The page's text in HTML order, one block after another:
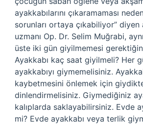
ayakkabılarını çıkaramaması
sorunları ortaya çıkabiliyor” diyen
uzmanı Op. Dr. Selim Muğrabi,
üste iki gün giyilmemesi
Ayakkabı kaç saat giyilmeli? Her
ayakkabıyı giymemelisiniz.
kaybetmesini önlemek için
dinlendirmelisiniz. Giymediğiniz
kalıplarda saklayabilirsiniz. Evde
mi? Evde ayakkabı veya terlik